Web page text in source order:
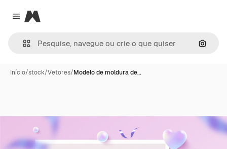
Close menu
Magnific
Início/stock/Vetores/Modelo de moldura de…